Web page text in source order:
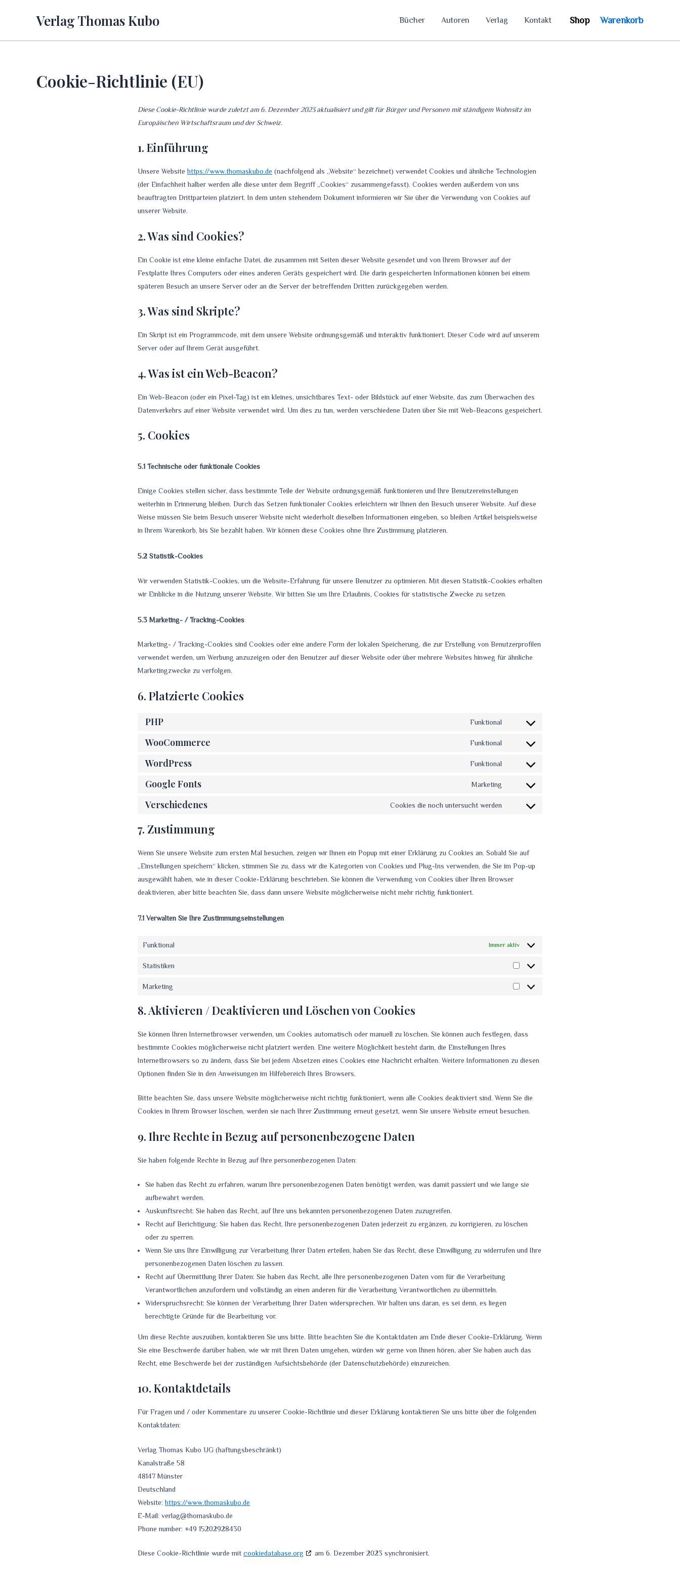
Verlag Thomas Kubo Bücher Autoren Verlag Kontakt Shop Warenkorb
Cookie-Richtlinie (EU)
Diese Cookie-Richtlinie wurde zuletzt am 6. Dezember 2023 aktualisiert und gilt für Bürger und Personen mit ständigem Wohnsitz im
Europäischen Wirtschaftsraum und der Schweiz.
1. Einführung
Unsere Websitehttps://www.thomaskubo.de (nachfolgend als „Website“ bezeichnet) verwendet Cookies und ähnliche Technologien
(der Einfachheit halber werden alle diese unter dem Begriff „Cookies“ zusammengefasst). Cookies werden außerdem von uns
beauftragten Drittparteien platziert. In dem unten stehendem Dokument informieren wir Sie über die Verwendung von Cookies auf
unserer Website.
2. Was sind Cookies?
Ein Cookie ist eine kleine einfache Datei, die zusammen mit Seiten dieser Website gesendet und von Ihrem Browser auf der
Festplatte Ihres Computers oder eines anderen Geräts gespeichert wird. Die darin gespeicherten Informationen können bei einem
späteren Besuch an unsere Server oder an die Server der betreffenden Dritten zurückgegeben werden.
3. Was sind Skripte?
Ein Skript ist ein Programmcode, mit dem unsere Website ordnungsgemäß und interaktiv funktioniert. Dieser Code wird auf unserem
Server oder auf Ihrem Gerät ausgeführt.
4. Was ist ein Web-Beacon?
Ein Web-Beacon (oder ein Pixel-Tag) ist ein kleines, unsichtbares Text- oder Bildstück auf einer Website, das zum Überwachen des
Datenverkehrs auf einer Website verwendet wird. Um dies zu tun, werden verschiedene Daten über Sie mit Web-Beacons gespeichert.
5. Cookies
5.1 Technische oder funktionale Cookies
Einige Cookies stellen sicher, dass bestimmte Teile der Website ordnungsgemäß funktionieren und Ihre Benutzereinstellungen
weiterhin in Erinnerung bleiben. Durch das Setzen funktionaler Cookies erleichtern wir Ihnen den Besuch unserer Website. Auf diese
Weise müssen Sie beim Besuch unserer Website nicht wiederholt dieselben Informationen eingeben, so bleiben Artikel beispielsweise
in Ihrem Warenkorb, bis Sie bezahlt haben. Wir können diese Cookies ohne Ihre Zustimmung platzieren.
5.2 Statistik-Cookies
Wir verwenden Statistik-Cookies, um die Website-Erfahrung für unsere Benutzer zu optimieren. Mit diesen Statistik-Cookies erhalten
wir Einblicke in die Nutzung unserer Website. Wir bitten Sie um Ihre Erlaubnis, Cookies für statistische Zwecke zu setzen.
5.3 Marketing- / Tracking-Cookies
Marketing- / Tracking-Cookies sind Cookies oder eine andere Form der lokalen Speicherung, die zur Erstellung von Benutzerprofilen
verwendet werden, um Werbung anzuzeigen oder den Benutzer auf dieser Website oder über mehrere Websites hinweg für ähnliche
Marketingzwecke zu verfolgen.
6. Platzierte Cookies
PHP Funktional
Consent
WooCommerce Funktional
Consent
woocommerce
WordPress Funktional
Consent
wordpress
Google Fonts Marketing
Consent
Verschiedenes Cookies die noch untersucht werden
Consent
verschiedenes
7. Zustimmung
Wenn Sie unsere Website zum ersten Mal besuchen, zeigen wir Ihnen ein Popup mit einer Erklärung zu Cookies an. Sobald Sie auf
„Einstellungen speichern“ klicken, stimmen Sie zu, dass wir die Kategorien von Cookies und Plug-Ins verwenden, die Sie im Pop-up
ausgewählt haben, wie in dieser Cookie-Erklärung beschrieben. Sie können die Verwendung von Cookies über Ihren Browser
deaktivieren, aber bitte beachten Sie, dass dann unsere Website möglicherweise nicht mehr richtig funktioniert.
7.1 Verwalten Sie Ihre Zustimmungseinstellungen
Funktional Immer aktiv
Statistiken
Marketing
8. Aktivieren / Deaktivieren und Löschen von Cookies
Sie können Ihren Internetbrowser verwenden, um Cookies automatisch oder manuell zu löschen. Sie können auch festlegen, dass
bestimmte Cookies möglicherweise nicht platziert werden. Eine weitere Möglichkeit besteht darin, die Einstellungen Ihres
Internetbrowsers so zu ändern, dass Sie bei jedem Absetzen eines Cookies eine Nachricht erhalten. Weitere Informationen zu diesen
Optionen finden Sie in den Anweisungen im Hilfebereich Ihres Browsers.
Bitte beachten Sie, dass unsere Website möglicherweise nicht richtig funktioniert, wenn alle Cookies deaktiviert sind. Wenn Sie die
Cookies in Ihrem Browser löschen, werden sie nach Ihrer Zustimmung erneut gesetzt, wenn Sie unsere Website erneut besuchen.
9. Ihre Rechte in Bezug auf personenbezogene Daten
Sie haben folgende Rechte in Bezug auf Ihre personenbezogenen Daten:
Sie haben das Recht zu erfahren, warum Ihre personenbezogenen Daten benötigt werden, was damit passiert und wie lange sie
aufbewahrt werden.
Auskunftsrecht: Sie haben das Recht, auf Ihre uns bekannten personenbezogenen Daten zuzugreifen.
Recht auf Berichtigung: Sie haben das Recht, Ihre personenbezogenen Daten jederzeit zu ergänzen, zu korrigieren, zu löschen
oder zu sperren.
Wenn Sie uns Ihre Einwilligung zur Verarbeitung Ihrer Daten erteilen, haben Sie das Recht, diese Einwilligung zu widerrufen und Ihre
personenbezogenen Daten löschen zu lassen.
Recht auf Übermittlung Ihrer Daten: Sie haben das Recht, alle Ihre personenbezogenen Daten vom für die Verarbeitung
Verantwortlichen anzufordern und vollständig an einen anderen für die Verarbeitung Verantwortlichen zu übermitteln.
Widerspruchsrecht: Sie können der Verarbeitung Ihrer Daten widersprechen. Wir halten uns daran, es sei denn, es liegen
berechtigte Gründe für die Bearbeitung vor.
Um diese Rechte auszuüben, kontaktieren Sie uns bitte. Bitte beachten Sie die Kontaktdaten am Ende dieser Cookie-Erklärung. Wenn
Sie eine Beschwerde darüber haben, wie wir mit Ihren Daten umgehen, würden wir gerne von Ihnen hören, aber Sie haben auch das
Recht, eine Beschwerde bei der zuständigen Aufsichtsbehörde (der Datenschutzbehörde) einzureichen.
10. Kontaktdetails
Für Fragen und / oder Kommentare zu unserer Cookie-Richtlinie und dieser Erklärung kontaktieren Sie uns bitte über die folgenden
Kontaktdaten:
Verlag Thomas Kubo UG (haftungsbeschränkt)
Kanalstraße 58
48147 Münster
Deutschland
Website:https://www.thomaskubo.de
E-Mail: verlag@thomaskubo.de
Phone number: +49 15202928430
Diese Cookie-Richtlinie wurde mit cookiedatabase.org am 6. Dezember 2023 synchronisiert.